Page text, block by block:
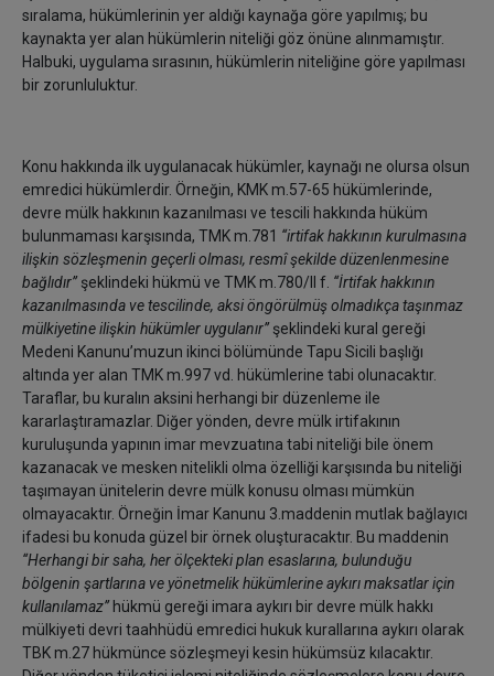
sıralama, hükümlerinin yer aldığı kaynağa göre yapılmış; bu
kaynakta yer alan hükümlerin niteliği göz önüne alınmamıştır.
Halbuki, uygulama sırasının, hükümlerin niteliğine göre yapılması
bir zorunluluktur.
Konu hakkında ilk uygulanacak hükümler, kaynağı ne olursa olsun
emredici hükümlerdir. Örneğin, KMK m.57-65 hükümlerinde,
devre mülk hakkının kazanılması ve tescili hakkında hüküm
bulunmaması karşısında, TMK m.781 ‘‘irtifak hakkının kurulmasına
ilişkin sözleşmenin geçerli olması, resmî şekilde düzenlenmesine
bağlıdır’’ şeklindeki hükmü ve TMK m.780/II f. ‘‘İrtifak hakkının
kazanılmasında ve tescilinde, aksi öngörülmüş olmadıkça taşınmaz
mülkiyetine ilişkin hükümler uygulanır’’ şeklindeki kural gereği
Medeni Kanunu’muzun ikinci bölümünde Tapu Sicili başlığı
altında yer alan TMK m.997 vd. hükümlerine tabi olunacaktır.
Taraflar, bu kuralın aksini herhangi bir düzenleme ile
kararlaştıramazlar. Diğer yönden, devre mülk irtifakının
kuruluşunda yapının imar mevzuatına tabi niteliği bile önem
kazanacak ve mesken nitelikli olma özelliği karşısında bu niteliği
taşımayan ünitelerin devre mülk konusu olması mümkün
olmayacaktır. Örneğin İmar Kanunu 3.maddenin mutlak bağlayıcı
ifadesi bu konuda güzel bir örnek oluşturacaktır. Bu maddenin
‘‘Herhangi bir saha, her ölçekteki plan esaslarına, bulunduğu
bölgenin şartlarına ve yönetmelik hükümlerine aykırı maksatlar için
kullanılamaz’’ hükmü gereği imara aykırı bir devre mülk hakkı
mülkiyeti devri taahhüdü emredici hukuk kurallarına aykırı olarak
TBK m.27 hükmünce sözleşmeyi kesin hükümsüz kılacaktır.